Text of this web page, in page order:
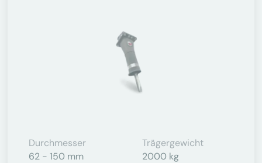
Durchmesser
62 - 150 mm
Trägergewicht
2000 kg